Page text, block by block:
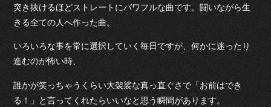
突き抜けるほどストレートにパワフルな曲です。闘いながら生
きる全ての人へ作った曲。
いろいろな事を常に選択していく毎日ですが、何かに迷ったり
進むのが怖い時、
誰かが笑っちゃうくらい大袈裟な真っ直ぐさで「お前はでき
る！」と言ってくれたらいいなと思う瞬間があります。